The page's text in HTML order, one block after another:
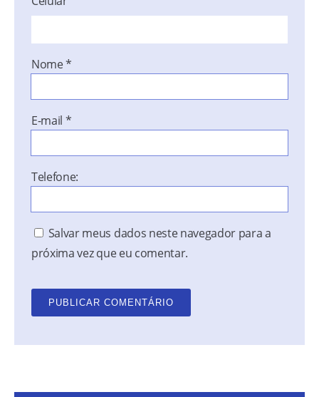
Nome*
E-mail *
Telefone:
Salvar meus dados neste navegador para a
próxima vez que eu comentar.